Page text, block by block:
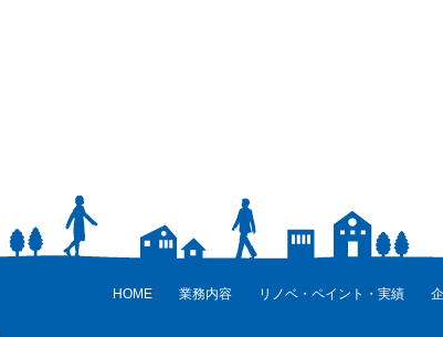
HOME 業務内容 リノベ・ペイント・実績